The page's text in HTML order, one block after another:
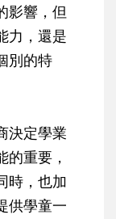
影響，但
力，還是
別的特
決定學業
的重要，
時，也加
供學童一